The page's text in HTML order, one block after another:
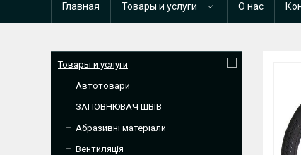
Главная Товары и услуги О нас
Товары и услуги
Автотовари
ЗАПОВНЮВАЧ ШВІВ
Абразивні матеріали
Вентиляція